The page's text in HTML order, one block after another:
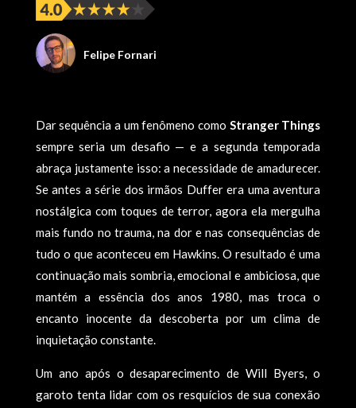
Felipe Fornari
Dar sequência a um fenômeno como Stranger Things
sempre seria um desafio — e a segunda temporada
abraça justamente isso: a necessidade de amadurecer.
Se antes a série dos irmãos Duffer era uma aventura
nostálgica com toques de terror, agora ela mergulha
mais fundo no trauma, na dor e nas consequências de
tudo o que aconteceu em Hawkins. O resultado é uma
continuação mais sombria, emocional e ambiciosa, que
mantém a essência dos anos 1980, mas troca o
encanto inocente da descoberta por um clima de
inquietação constante.
Um ano após o desaparecimento de Will Byers, o
garoto tenta lidar com os resquícios de sua conexão